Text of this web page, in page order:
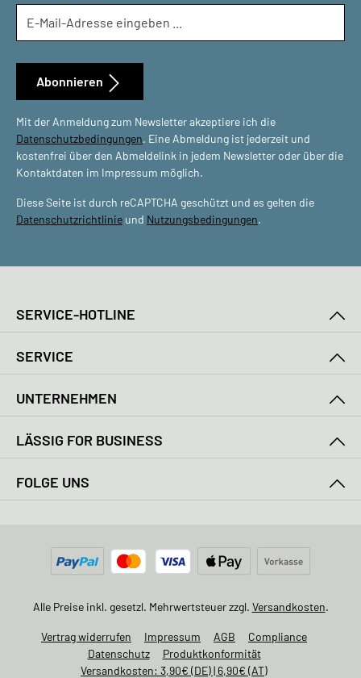
Mit der Anmeldung zum Newsletter akzeptiere ich die
Datenschutzbedingungen. Eine Abmeldung ist jederzeit und
kostenfrei über den Abmeldelink in jedem Newsletter oder über die
Kontaktdaten im Impressum möglich.
Diese Seite ist durch reCAPTCHA geschützt und es gelten die
Datenschutzrichtlinie und Nutzungsbedingungen.
Abonnieren
SERVICE-HOTLINE
SERVICE
UNTERNEHMEN
LÄSSIG FOR BUSINESS
FOLGE UNS
Alle Preise inkl. gesetzl. Mehrwertsteuer zzgl. Versandkosten.
Vertrag widerrufen Impressum AGB
Compliance
Datenschutz
Produktkonformität
Versandkosten: 3,90€ (DE) | 6,90€ (AT)